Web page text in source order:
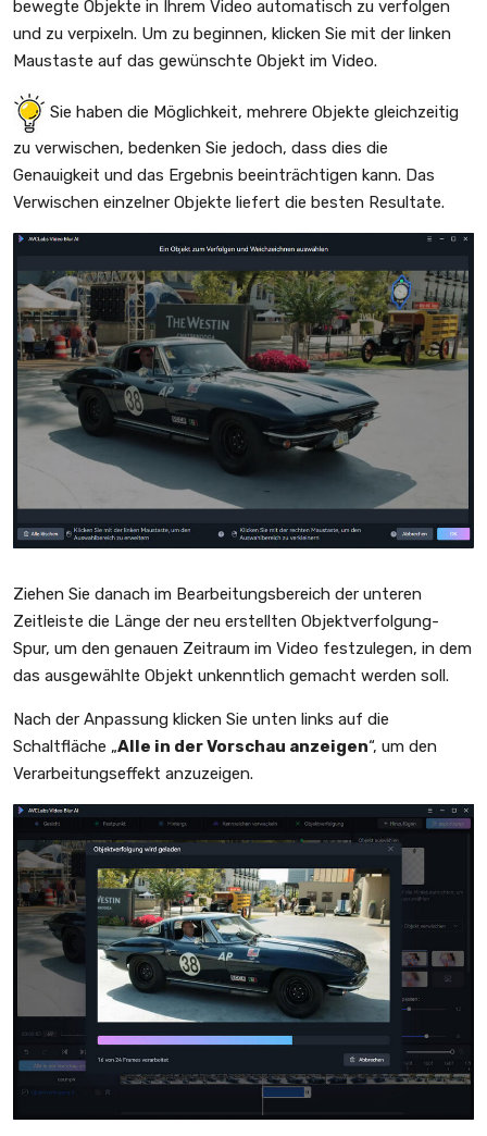
bewegte Objekte in Ihrem Video automatisch zu verfolgen
und zu verpixeln. Um zu beginnen, klicken Sie mit der linken
Maustaste auf das gewünschte Objekt im Video.
Sie haben die Möglichkeit, mehrere Objekte gleichzeitig
zu verwischen, bedenken Sie jedoch, dass dies die
Genauigkeit und das Ergebnis beeinträchtigen kann. Das
Verwischen einzelner Objekte liefert die besten Resultate.
Ziehen Sie danach im Bearbeitungsbereich der unteren
Zeitleiste die Länge der neu erstellten Objektverfolgung-
Spur, um den genauen Zeitraum im Video festzulegen, in dem
das ausgewählte Objekt unkenntlich gemacht werden soll.
Nach der Anpassung klicken Sie unten links auf die
Schaltfläche „Alle in der Vorschau anzeigen“, um den
Verarbeitungseffekt anzuzeigen.